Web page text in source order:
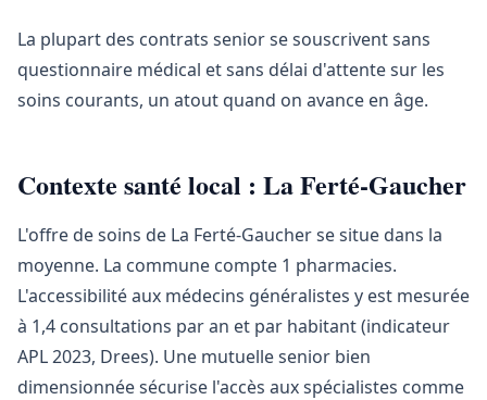
La plupart des contrats senior se souscrivent sans
questionnaire médical et sans délai d'attente sur les
soins courants, un atout quand on avance en âge.
Contexte santé local : La Ferté-Gaucher
L'offre de soins de La Ferté-Gaucher se situe dans la
moyenne. La commune compte 1 pharmacies.
L'accessibilité aux médecins généralistes y est mesurée
à 1,4 consultations par an et par habitant (indicateur
APL 2023, Drees). Une mutuelle senior bien
dimensionnée sécurise l'accès aux spécialistes comme